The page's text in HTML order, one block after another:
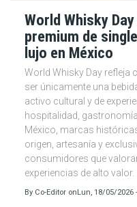
World Whisky
premium de
lujo en México
World Whisky Day refleja
ser únicamente una
activo cultural y de
hospitalidad,
México, marcas
origen, artesanía y
consumidores que
experiencias de alto valor.
By Co-Editor onLun, 18/05/2026